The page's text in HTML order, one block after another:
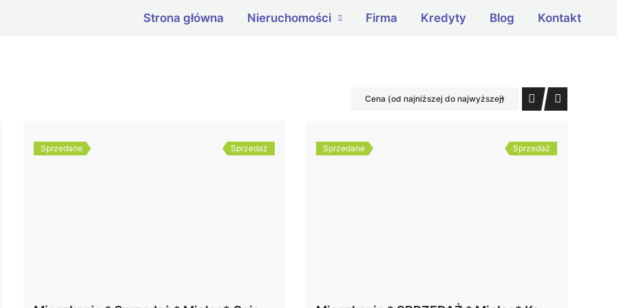
Strona główna Nieruchomości Firma Kredyty Blog Kontakt
Cena (od najniższej do najwyższej)
Sprzedane Sprzedaż Sprzedane Sprzedaż